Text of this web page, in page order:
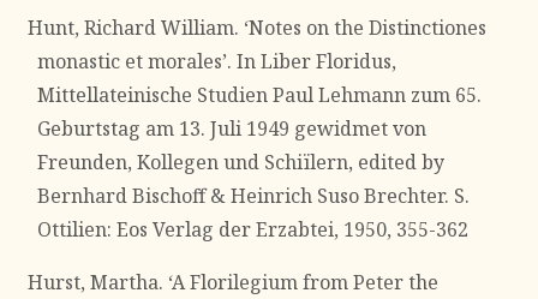
Hunt, Richard William. ‘Notes on the Distinctiones
monastic et morales’. In Liber Floridus,
Mittellateinische Studien Paul Lehmann zum 65.
Geburtstag am 13. Juli 1949 gewidmet von
Freunden, Kollegen und Schiïlern, edited by
Bernhard Bischoff & Heinrich Suso Brechter. S.
Ottilien: Eos Verlag der Erzabtei, 1950, 355-362
Hurst, Martha. ‘A Florilegium from Peter the